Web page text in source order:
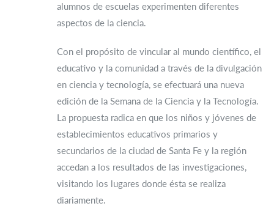
alumnos de escuelas experimenten diferentes
aspectos de la ciencia.
Con el propósito de vincular al mundo científico, el
educativo y la comunidad a través de la divulgación
en ciencia y tecnología, se efectuará una nueva
edición de la Semana de la Ciencia y la Tecnología.
La propuesta radica en que los niños y jóvenes de
establecimientos educativos primarios y
secundarios de la ciudad de Santa Fe y la región
accedan a los resultados de las investigaciones,
visitando los lugares donde ésta se realiza
diariamente.